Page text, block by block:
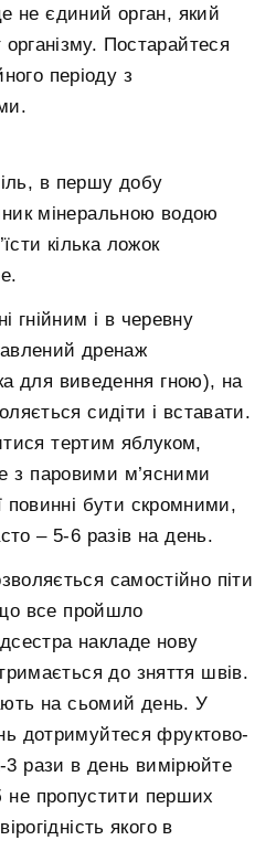
не єдиний орган, який
організму. Постарайтеся
періоду з
в першу добу
мінеральною водою
кілька ложок
гнійним і в черевну
дренаж
для виведення гною), на
сидіти і вставати.
тертим яблуком,
з паровими м’ясними
повинні бути скромними,
– 5-6 разів на день.
самостійно піти
все пройшло
накладе нову
до зняття швів.
на сьомий день. У
дотримуйтеся фруктово-
3 рази в день вимірюйте
не пропустити перших
якого в